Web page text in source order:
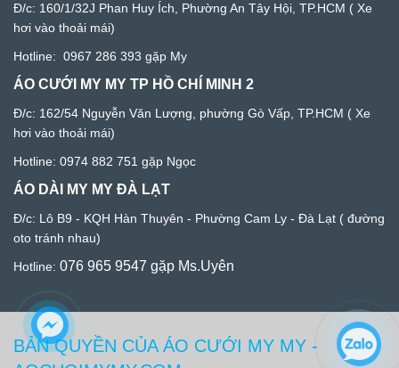
Đ/c: 160/1/32J Phan Huy Ích, Phường An Tây Hội, TP.HCM ( Xe
hơi vào thoải mái)
Hotline: 0967 286 393 gặp My
ÁO CƯỚI MY MY TP HỒ CHÍ MINH 2
Đ/c: 162/54 Nguyễn Văn Lượng, phường Gò Vấp, TP.HCM ( Xe
hơi vào thoải mái)
Hotline: 0974 882 751 gặp Ngọc
ÁO DÀI MY MY ĐÀ LẠT
Đ/c: Lô B9 - KQH Hàn Thuyên - Phường Cam Ly - Đà Lạt ( đường
oto tránh nhau)
Hotline: 076 965 9547 gặp Ms.Uyên
BẢN QUYỀN CỦA ÁO CƯỚI MY MY -